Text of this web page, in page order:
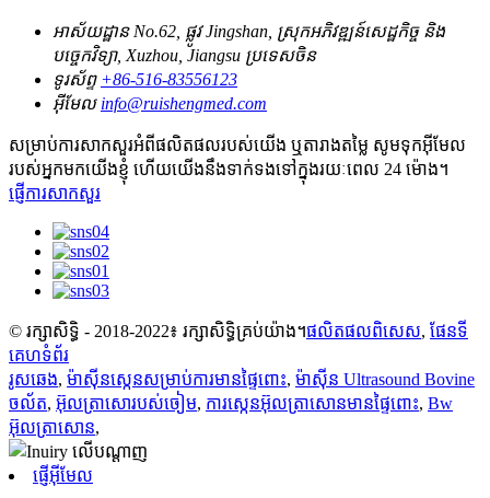
អាស័យដ្ឋាន No.62, ផ្លូវ Jingshan, ស្រុកអភិវឌ្ឍន៍សេដ្ឋកិច្ច និង
បច្ចេកវិទ្យា, Xuzhou, Jiangsu ប្រទេសចិន
ទូរស័ព្ទ +86-516-83556123
អ៊ីមែល info@ruishengmed.com
សម្រាប់ការសាកសួរអំពីផលិតផលរបស់យើង ឬតារាងតម្លៃ សូមទុកអ៊ីមែល
របស់អ្នកមកយើងខ្ញុំ ហើយយើងនឹងទាក់ទងទៅក្នុងរយៈពេល 24 ម៉ោង។
ផ្ញើការសាកសួរ
© រក្សាសិទ្ធិ - 2018-2022៖ រក្សាសិទ្ធិគ្រប់យ៉ាង។ផលិតផល​ពិសេស, ផែនទី
គេហទំព័រ
រូសឆេង, ម៉ាស៊ីនស្កេនសម្រាប់ការមានផ្ទៃពោះ, ម៉ាស៊ីន Ultrasound Bovine
ចល័ត, អ៊ុលត្រាសោរបស់ចៀម, ការស្កេនអ៊ុលត្រាសោនមានផ្ទៃពោះ, Bw
អ៊ុលត្រាសោន,
ផ្ញើអ៊ីមែល